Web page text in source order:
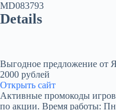
MD083793
Details
Выгодное предложение от
2000 рублей
Открыть сайт
Активные промокоды
по акции. Время работы: